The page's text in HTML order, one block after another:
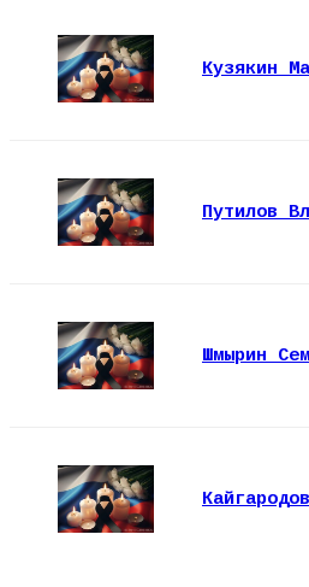
Кузякин
Путилов
Шмырин